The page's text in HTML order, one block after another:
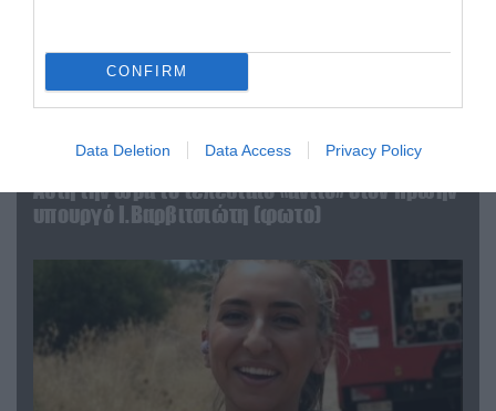
CONFIRM
Data Deletion Data Access Privacy Policy
04.08.2026 | 15:02
Αυτή την ώρα το τελευταίο «αντίο» στον πρώην
υπουργό Ι.Βαρβιτσιώτη (φωτο)